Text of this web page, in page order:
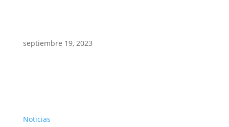
septiembre 19, 2023
Noticias